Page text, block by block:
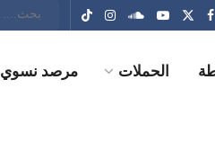
الحملات مرصد نسوي